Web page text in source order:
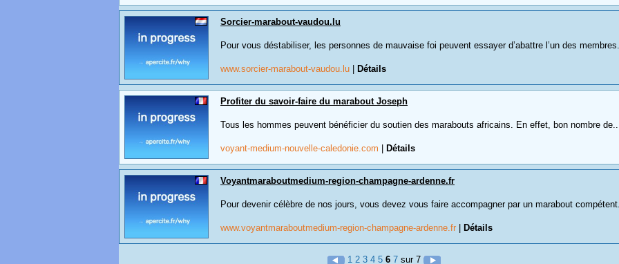
Sorcier-marabout-vaudou.lu
Pour vous déstabiliser, les personnes de mauvaise foi peuvent essayer d’abattre l’un des
www.sorcier-marabout-vaudou.lu Détails
Profiter du savoir-faire du marabout Joseph
Tous les hommes peuvent bénéficier du soutien des marabouts africains. En effet, bon nombre
voyant-medium-nouvelle-caledonie.com Détails
Voyantmaraboutmedium-region-champagne-ardenne.fr
Pour devenir célèbre de nos jours, vous devez vous faire accompagner par un marabout
www.voyantmaraboutmedium-region-champagne-ardenne.fr Détails
1 2 3 4 5 6 7 sur 7